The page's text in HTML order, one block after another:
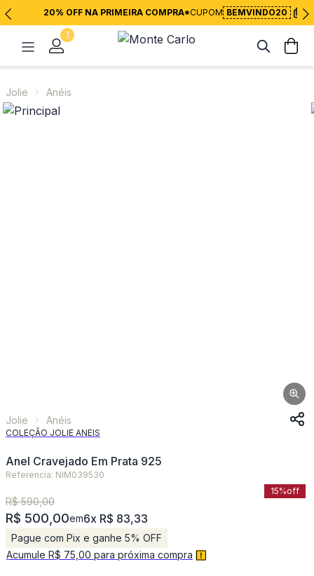
20% OFF NA PRIMEIRA COMPRA*CUPOM BEMVINDO20
1
Jolie Anéis
Jolie Anéis
COLEÇÃO JOLIE ANEIS
Anel Cravejado Em Prata 925
Referencia: NIM039530
15%off
R$ 590,00
R$ 500,00em6x R$ 83,33
Pague com Pix e ganhe 5% OFF
Acumule R$ 75,00 para próxima compra